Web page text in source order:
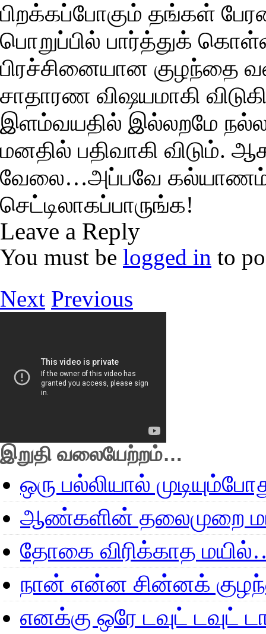
பிறக்கப்போகும் தங்கள்
பொறுப்பில் பார்த்துக்
பிரச்சினையான குழந்தை
சாதாரண விஷயமாகி
இளம்வயதில் இல்லறமே
மனதில் பதிவாகி விடும்.
வேலை…அப்பவே
செட்டிலாகப்பாருங்க!
Leave a Reply
You must be logged in to
Next Previous
இறுதி வலையேற்றம்…
ஒரு பல்லியால்
ஆண்களின் தலைமுறை
தோகை விரிக்காத
நான் என்ன சின்னக்
எனக்கு ஒரே டவுட் டவுட்